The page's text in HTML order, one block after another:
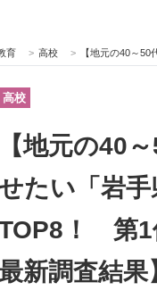
ヒント
サイト 企業向け
サイト エレクト
育 > 高校 > 【地元の40～50代に聞
高校
【地元の40
たい「岩
！ 第1
新調査結果